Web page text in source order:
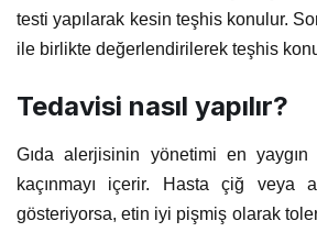
testi yapılarak kesin teşhis konulur.
ile birlikte değerlendirilerek teşhis
Tedavisi nasıl yapılır?
Gıda alerjisinin yönetimi en yaygın
kaçınmayı içerir. Hasta çiğ veya
gösteriyorsa, etin iyi pişmiş olarak